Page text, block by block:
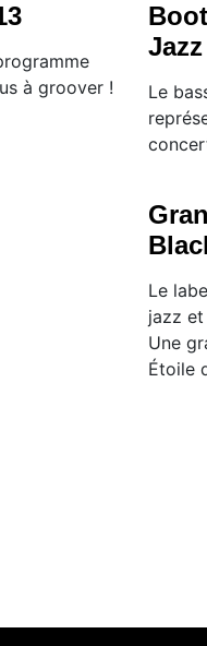
à groover !
Le
Le
jazz
Une
Étoile